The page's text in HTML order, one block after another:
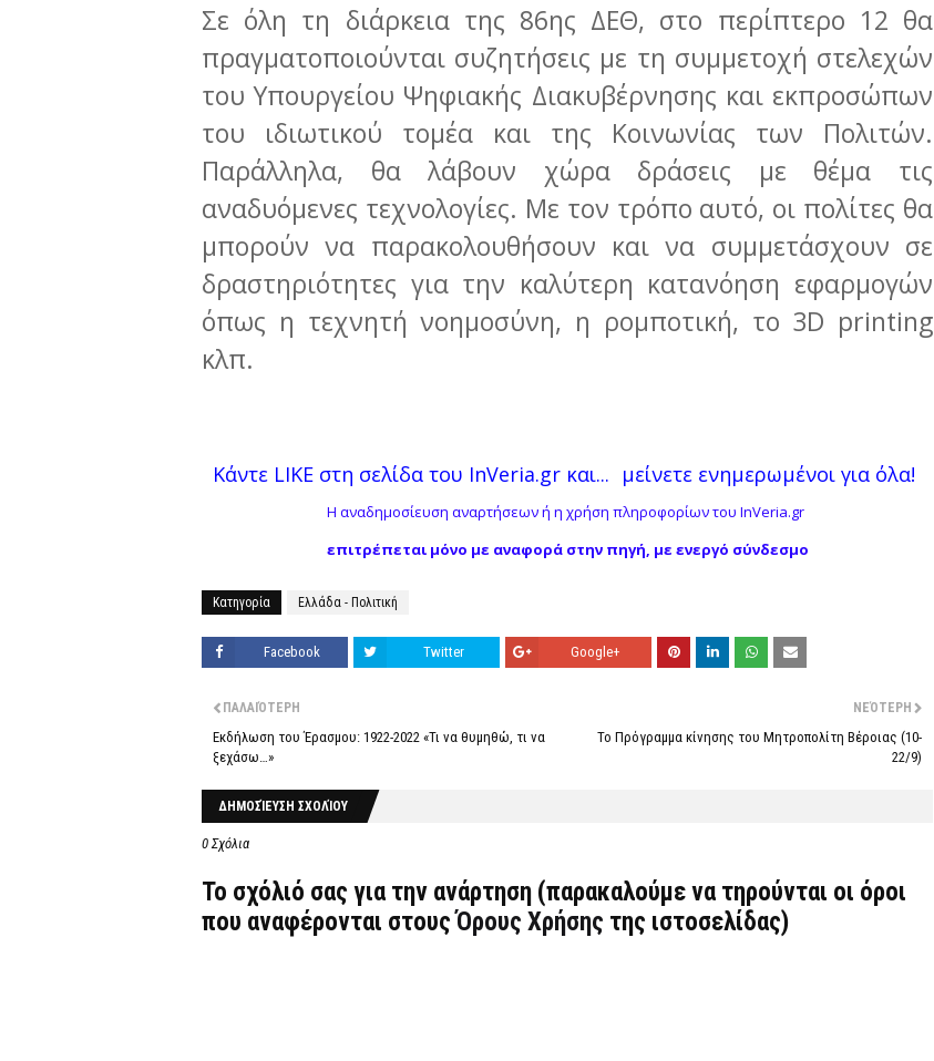
Σε όλη τη διάρκεια της 86ης ΔΕΘ, στο περίπτερο 12 θα
πραγματοποιούνται συζητήσεις με τη συμμετοχή στελεχών
του Υπουργείου Ψηφιακής Διακυβέρνησης και εκπροσώπων
του ιδιωτικού τομέα και της Κοινωνίας των Πολιτών.
Παράλληλα, θα λάβουν χώρα δράσεις με θέμα τις
αναδυόμενες τεχνολογίες. Με τον τρόπο αυτό, οι πολίτες θα
μπορούν να παρακολουθήσουν και να συμμετάσχουν σε
δραστηριότητες για την καλύτερη κατανόηση εφαρμογών
όπως η τεχνητή νοημοσύνη, η ρομποτική, το 3D printing
κλπ.
Κάντε LIKE στη σελίδα του InVeria.gr και... μείνετε ενημερωμένοι για όλα!
Η αναδημοσίευση αναρτήσεων ή η χρήση πληροφορίων του InVeria.gr
επιτρέπεται μόνο με αναφορά στην πηγή, με ενεργό σύνδεσμο
Κατηγορία Ελλάδα - Πολιτική
Facebook Twitter Google+
ΝΕΌΤΕΡΗ
Το Πρόγραμμα κίνησης του Μητροπολίτη Βέροιας (10-
22/9)
ΠΑΛΑΙΌΤΕΡΗ
Εκδήλωση του Έρασμου: 1922-2022 «Τι να θυμηθώ, τι να
ξεχάσω…»
ΔΗΜΟΣΊΕΥΣΗ ΣΧΟΛΊΟΥ
0 Σχόλια
Το σχόλιό σας για την ανάρτηση (παρακαλούμε να τηρούνται οι όροι
που αναφέρονται στουςΌρους Χρήσης της ιστοσελίδας)